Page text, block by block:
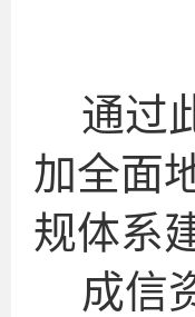
通过
加全面
规体系
成信